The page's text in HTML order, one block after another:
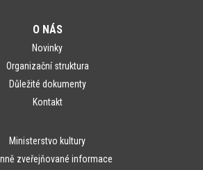
O NÁS
Novinky
Organizační struktura
Důležité dokumenty
Kontakt
Ministerstvo kultury
zveřejňované informace